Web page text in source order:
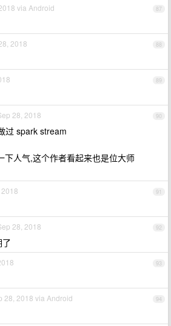
87
via Android
88
2018
89
90
28, 2018
过 spark stream
下人气,这个作者看起来也是位大师
91
92
28, 2018
93
94
28, 2018 via Android